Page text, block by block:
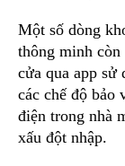
Một số dòng
thông minh
cửa qua app sử
các chế độ bảo
điện trong nhà
xấu đột nhập.